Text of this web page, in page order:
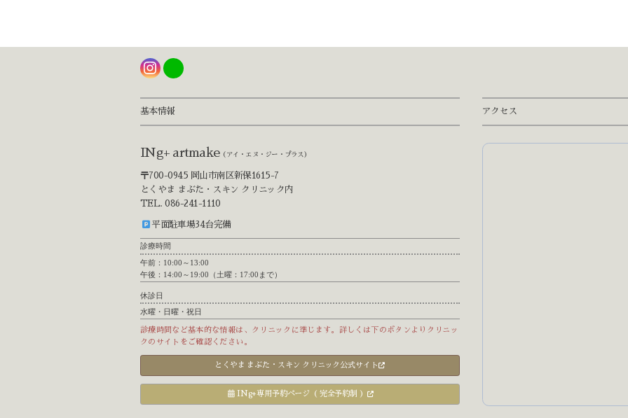
基本情報
INg+ artmake（アイ・エヌ・ジー・プラス）
〒700-0945 岡山市南区新保1615-7
とくやま まぶた・スキン クリニック内
TEL. 086-241-1110
平面駐車場34台完備
診療時間
午前：10:00～13:00
午後：14:00～19:00（土曜：17:00まで）
休診日
水曜・日曜・祝日
診療時間など基本的な情報は、クリニックに準じます。詳しくは下のボタンよりクリニッ
クのサイトをご確認ください。
とくやま まぶた・スキン クリニック公式サイト
INg+専用予約ページ（ 完全予約制 ）
アクセス